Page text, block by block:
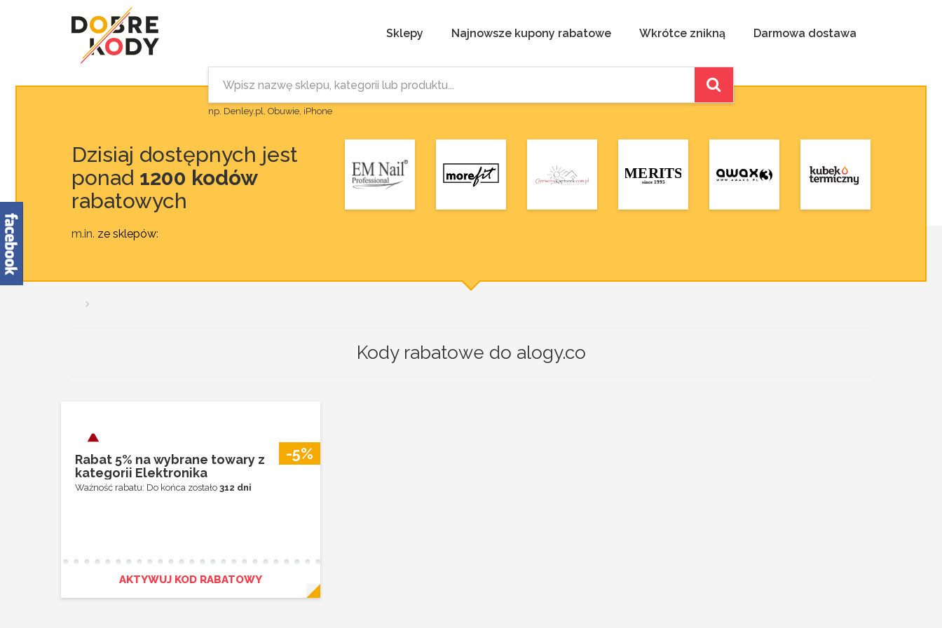
Sklepy Najnowsze kupony rabatowe Wkrótce znikną Darmowa dostawa
np. Denley.pl, Obuwie, iPhone
Dzisiaj dostępnych jest
ponad 1200 kodów
rabatowych
m.in. ze sklepów:
Kody rabatowe do alogy.co
-5%
Rabat 5% na wybrane towary z
kategorii Elektronika
Ważność rabatu: Do końca zostało 312 dni
AKTYWUJ KOD RABATOWY